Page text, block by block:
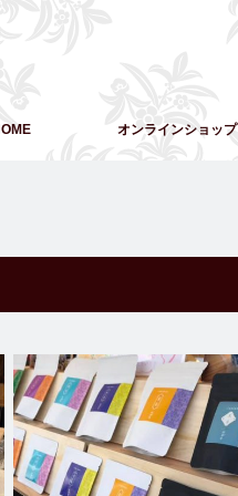
オンラインショップ